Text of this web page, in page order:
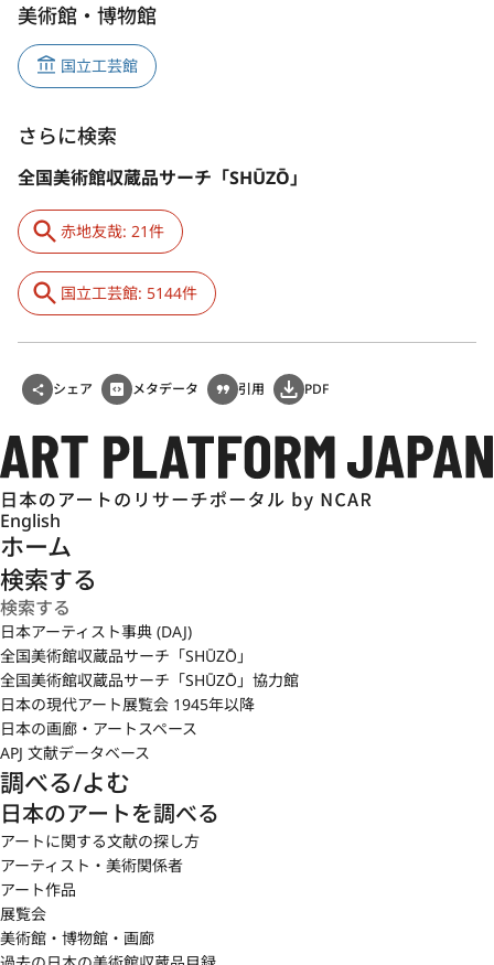
美術館・博物館
国立工芸館
さらに検索
全国美術館収蔵品サーチ「SHŪZŌ」
赤地友哉: 21件
国立工芸館: 5144件
シェア メタデータ 引用 PDF
English
ホーム
検索する
日本アーティスト事典 (DAJ)
全国美術館収蔵品サーチ「SHŪZŌ」
全国美術館収蔵品サーチ「SHŪZŌ」協力館
日本の現代アート展覧会 1945年以降
日本の画廊・アートスペース
APJ 文献データベース
調べる/よむ
日本のアートを調べる
アートに関する文献の探し方
アーティスト・美術関係者
アート作品
展覧会
美術館・博物館・画廊